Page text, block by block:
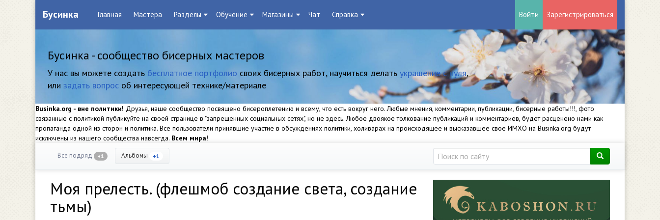
Бусинка Главная Мастера Разделы Обучение Магазины Чат Справка Войти Зарегистрироваться
Бусинка - сообщество бисерных мастеров
У нас вы можете создать бесплатное портфолио своих бисерных работ, научиться делать украшение с нуля,
или задать вопрос об интересующей технике/материале
Businka.org - вне политики! Друзья, наше сообщество посвящено бисероплетению и всему, что есть вокруг него. Любые мнения, комментарии, публикации, бисерные работы!!!, фото
связанные с политикой публикуйте на своей странице в "запрещенных социальных сетях", но не здесь. Любое двоякое толкование публикаций и комментариев, будет расценено нами как
пропаганда одной из сторон и политика. Все пользователи принявшие участие в обсуждениях политики, холиварах на происходящее и высказавшее свое ИМХО на Businka.org будут
исключены из нашего сообщества навсегда. Всем мира!
Все подряд +1 Альбомы +1
Моя прелесть. (флешмоб создание света, создание
тьмы)